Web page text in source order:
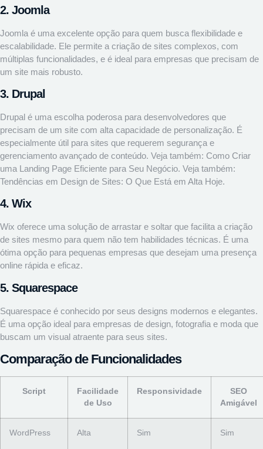
2. Joomla
Joomla é uma excelente opção para quem busca flexibilidade e
escalabilidade. Ele permite a criação de sites complexos, com
múltiplas funcionalidades, e é ideal para empresas que precisam de
um site mais robusto.
3. Drupal
Drupal é uma escolha poderosa para desenvolvedores que
precisam de um site com alta capacidade de personalização. É
especialmente útil para sites que requerem segurança e
gerenciamento avançado de conteúdo. Veja também: Como Criar
uma Landing Page Eficiente para Seu Negócio. Veja também:
Tendências em Design de Sites: O Que Está em Alta Hoje.
4. Wix
Wix oferece uma solução de arrastar e soltar que facilita a criação
de sites mesmo para quem não tem habilidades técnicas. É uma
ótima opção para pequenas empresas que desejam uma presença
online rápida e eficaz.
5. Squarespace
Squarespace é conhecido por seus designs modernos e elegantes.
É uma opção ideal para empresas de design, fotografia e moda que
buscam um visual atraente para seus sites.
Comparação de Funcionalidades
Script
Facilidade
de Uso
Responsividade
SEO
Amigável
WordPress Alta Sim Sim